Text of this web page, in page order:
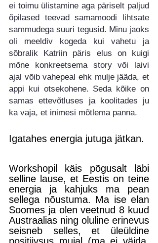
ei toimu ülistamine aga päriselt paljud
õpilased teevad samamoodi lihtsate
sammudega suuri tegusid. Minu jaoks
oli meeldiv kogeda kui vahetu ja
sõbralik Katriin päris elus on kuigi
mõne konkreetsema story või laivi
ajal võib vahepeal ehk mulje jääda, et
appi kui otsekohene. Seda kõike on
samas ettevõtluses ja koolitades ju
ka vaja, et inimesi mõtlema panna.
Igatahes energia jutuga jätkan.
Workshopil käis põgusalt läbi
selline lause, et Eestis on teine
energia ja kahjuks ma pean
sellega nõustuma. Ma ise elan
Soomes ja olen veetnud 8 kuud
Austraalias ning oluline erinevus
seisneb selles, et üleüldine